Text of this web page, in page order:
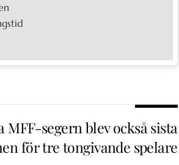
MFF-segern blev också sista
för tre tongivande spelare